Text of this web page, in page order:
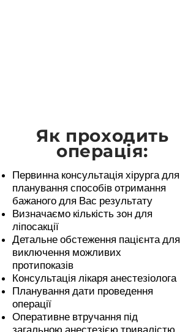
Як проходить
операція:
Первинна консультація хірурга для
планування способів отримання
бажаного для Вас результату
Визначаємо кількість зон для
ліпосакції
Детальне обстеження пацієнта для
виключення можливих
протипоказів
Консультація лікаря анестезіолога
Планування дати проведення
операції
Оперативне втручання під
загальною анестезією тривалістю